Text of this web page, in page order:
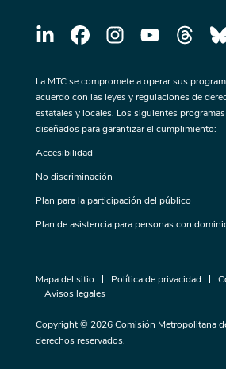
La MTC se compromete a operar sus
acuerdo con las leyes y regulaciones de
estatales y locales. Los siguientes
diseñados para garantizar el cumplimiento:
Accesibilidad
No discriminación
Plan para la participación del público
Plan de asistencia para personas con
Mapa del sitio Política de privacidad
Avisos legales
Copyright © 2026 Comisión Metropolitana
derechos reservados.